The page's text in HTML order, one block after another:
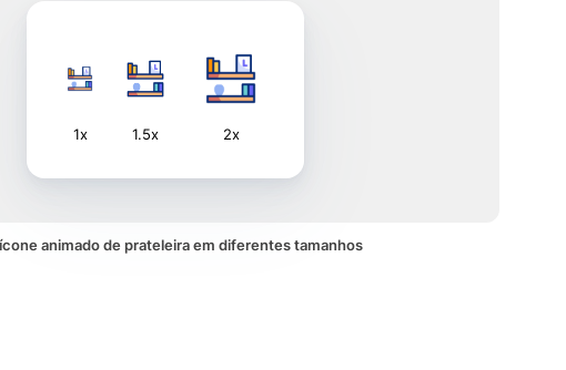
1x 1.5x 2x
animado de prateleira em diferentes tamanhos